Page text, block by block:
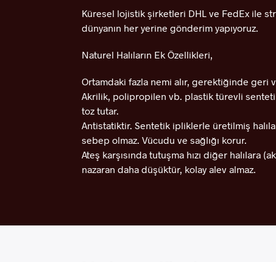
Küresel lojistik şirketleri DHL ve FedEx ile
dünyanın her yerine gönderim yapıyoruz.
Naturel Halıların Ek Özellikleri,
Ortamdaki fazla nemi alır, gerektiğinde geri
Akrilik, polipropilen vb. plastik türevli
toz tutar.
Antistatiktir. Sentetik ipliklerle üretilmiş
sebep olmaz. Vücudu ve sağlığı korur.
Ateş karşısında tutuşma hızı diğer halılara
nazaran daha düşüktür, kolay alev almaz.